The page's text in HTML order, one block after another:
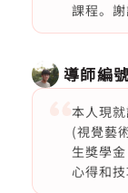
課程。謝
導師編
本人現
(視覺藝
生獎學
心得和